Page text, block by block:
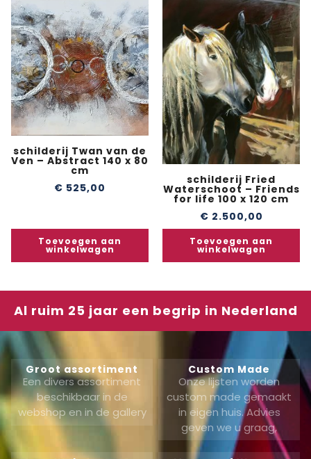
schilderij Twan van de
Ven – Abstract 140 x 80
cm
€ 525,00
Toevoegen aan
winkelwagen
schilderij Fried
Waterschoot – Friends
for life 100 x 120 cm
€ 2.500,00
Toevoegen aan
winkelwagen
Al ruim 25 jaar een begrip in Nederland
Groot assortiment
Een divers assortiment
beschikbaar in de
webshop en in de gallery
Custom Made
Onze lijsten worden
custom made gemaakt
in eigen huis. Advies
geven we u graag,